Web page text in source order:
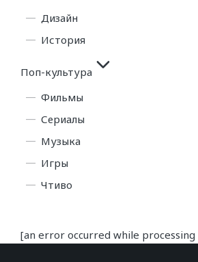
Дизайн
История
Поп-культура
Фильмы
Сериалы
Музыка
Игры
Чтиво
[an error occurred while